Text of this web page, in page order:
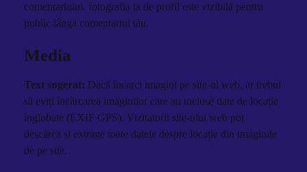
comentariului, fotografia ta de profil este vizibilă pentru
public lângă comentariul tău.
Media
Text sugerat: Dacă încarci imagini pe site-ul web, ar trebui
să eviți încărcarea imaginilor care au incluse date de locație
înglobate (EXIF GPS). Vizitatorii site-ului web pot
descărca și extrage toate datele despre locație din imaginile
de pe site.